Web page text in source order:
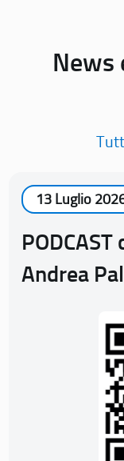
News
13 Luglio
Andrea